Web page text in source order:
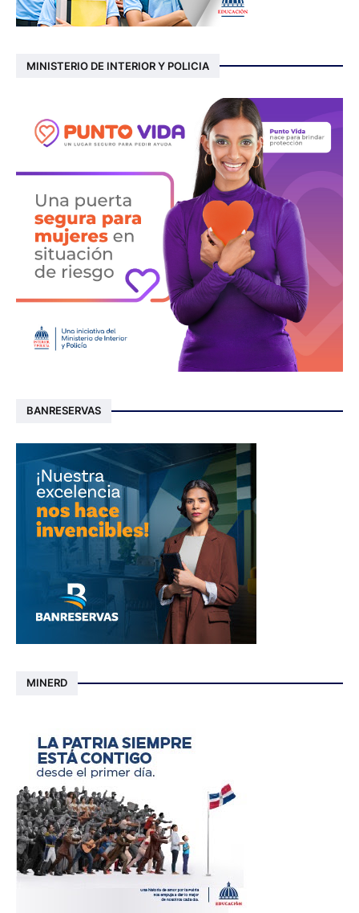
MINISTERIO DE INTERIOR Y POLICIA
BANRESERVAS
MINERD